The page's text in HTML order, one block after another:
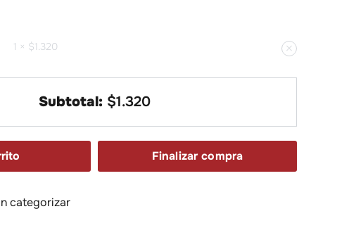
1 × $1.320
Subtotal: $1.320
Finalizar compra
categorizar